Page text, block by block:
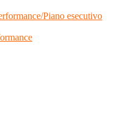
Piano esecutivo